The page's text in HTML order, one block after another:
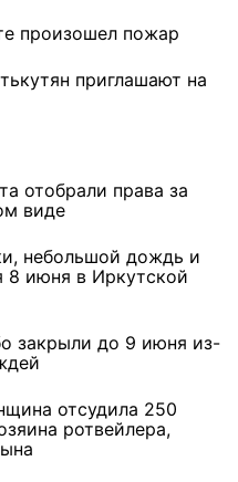
произошел пожар
приглашают на
отобрали права за
виде
небольшой дождь и
8 июня в Иркутской
закрыли до 9 июня из-
отсудила 250
ротвейлера,